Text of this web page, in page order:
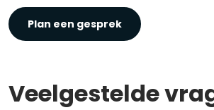
Plan een gesprek
Veelgestelde